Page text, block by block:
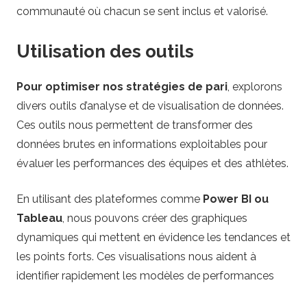
communauté où chacun se sent inclus et valorisé.
Utilisation des outils
Pour optimiser nos stratégies de pari , explorons
divers outils d’analyse et de visualisation de données.
Ces outils nous permettent de transformer des
données brutes en informations exploitables pour
évaluer les performances des équipes et des athlètes.
En utilisant des plateformes comme Power BI ou
Tableau , nous pouvons créer des graphiques
dynamiques qui mettent en évidence les tendances et
les points forts. Ces visualisations nous aident à
identifier rapidement les modèles de performances